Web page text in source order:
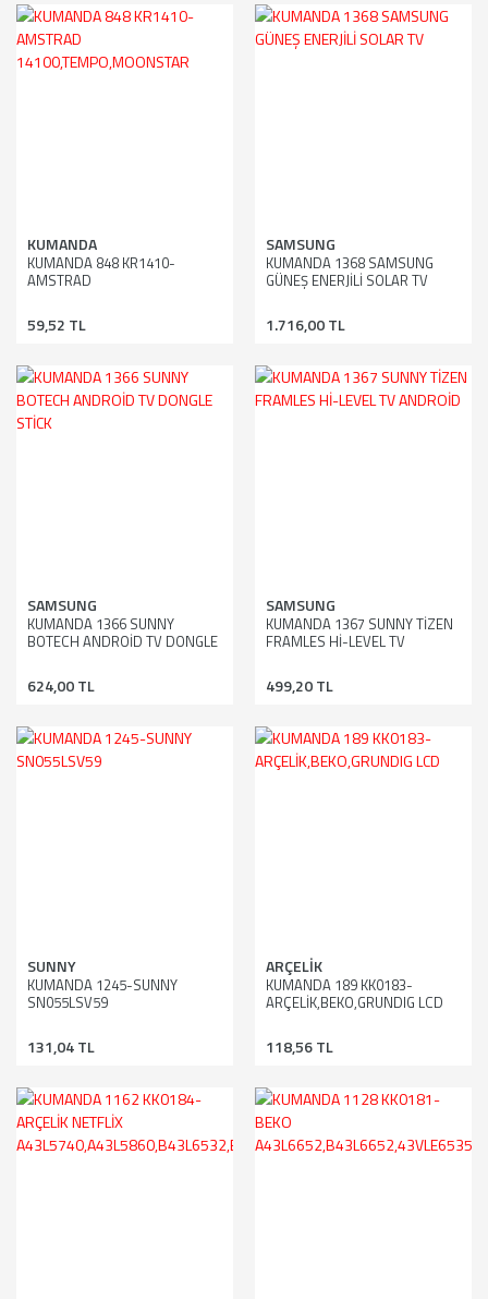
KUMANDA
KUMANDA 848 KR1410-
AMSTRAD
59,52 TL
SAMSUNG
KUMANDA 1368 SAMSUNG
GÜNEŞ ENERJİLİ SOLAR TV
1.716,00 TL
SAMSUNG
KUMANDA 1366 SUNNY
BOTECH ANDROİD TV DONGLE
624,00 TL
SAMSUNG
KUMANDA 1367 SUNNY TİZEN
FRAMLES Hİ-LEVEL TV
499,20 TL
SUNNY
KUMANDA 1245-SUNNY
SN055LSV59
131,04 TL
ARÇELİK
KUMANDA 189 KK0183-
ARÇELİK,BEKO,GRUNDIG LCD
118,56 TL